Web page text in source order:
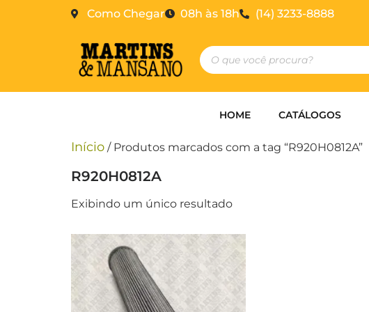
Como Chegar 08h às 18h (14) 3233-8888
HOME CATÁLOGOS
Início / Produtos marcados com a tag “R920H0812A”
R920H0812A
Exibindo um único resultado